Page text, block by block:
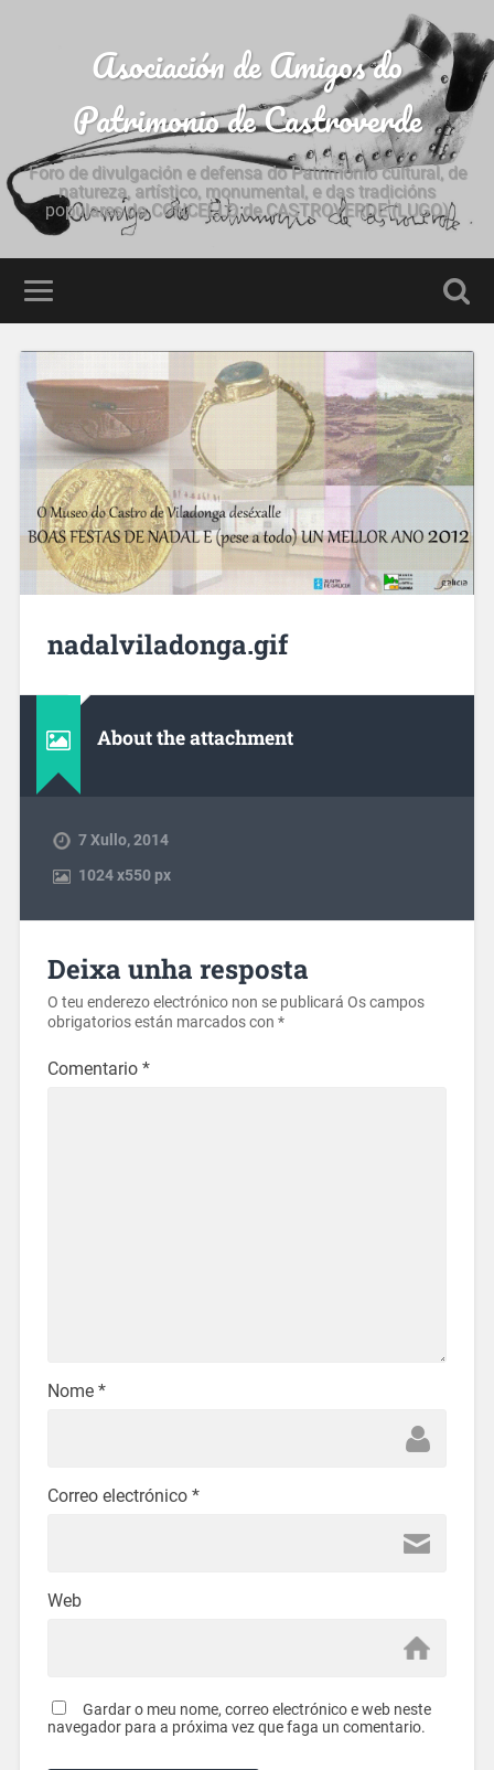
Asociación de Amigos do
Patrimonio de Castroverde
Foro de divulgación e defensa do Patrimonio cultural, de
natureza, artístico, monumental, e das tradicións
populares do CONCELLO de CASTROVERDE (LUGO)
nadalviladonga.gif
About the attachment
7 Xullo, 2014
1024x550 px
Deixa unha resposta
O teu enderezo electrónico non se publicará Os campos
obrigatorios están marcados con *
Comentario *
Nome *
Correo electrónico *
Web
Gardar o meu nome, correo electrónico e web neste
navegador para a próxima vez que faga un comentario.